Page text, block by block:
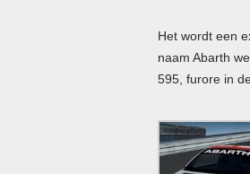
Het wordt een
naam Abarth
595, furore in